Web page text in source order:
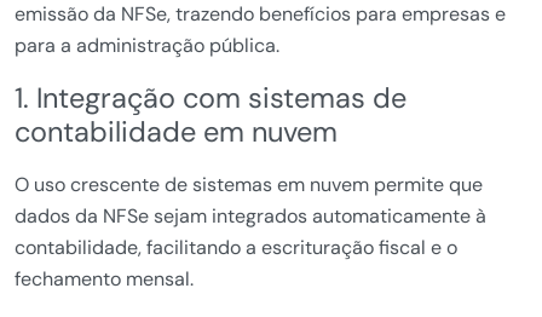
emissão da NFSe, trazendo benefícios para empresas e
para a administração pública.
1. Integração com sistemas de
contabilidade em nuvem
O uso crescente de sistemas em nuvem permite que
dados da NFSe sejam integrados automaticamente à
contabilidade, facilitando a escrituração fiscal e o
fechamento mensal.